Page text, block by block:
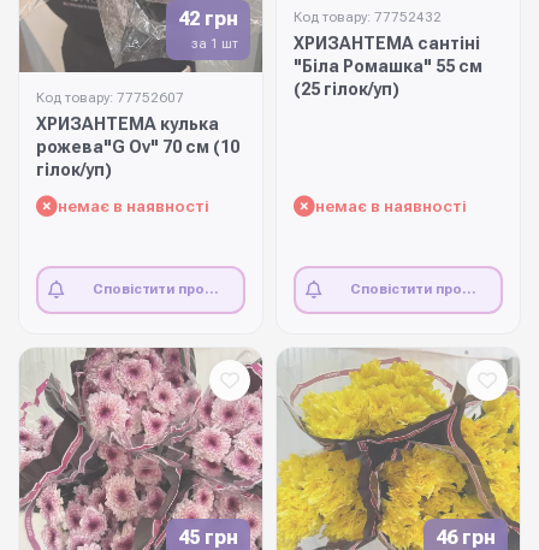
42 грн
за 1 шт
Код товару: 77752607
ХРИЗАНТЕМА кулька
рожева"G Ov" 70 см (10
гілок/уп)
немає в наявності
Сповістити про
Код товару: 77752432
ХРИЗАНТЕМА сантіні
"Біла Ромашка" 55 см
(25 гілок/уп)
немає в наявності
Сповістити про
45 грн 46 грн